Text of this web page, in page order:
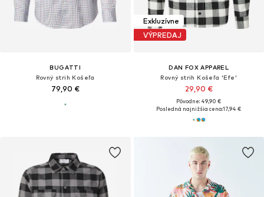
BUGATTI
Rovný strih Košeľa
79,90 €
Exkluzívne
VÝPREDAJ
DAN FOX APPAREL
Rovný strih Košeľa 'Efe'
29,90 €
Pôvodne: 49,90 €
Posledná najnižšia cena:17,94 €